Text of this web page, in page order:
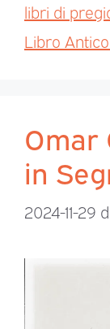
libri di
Libro
Omar
in
2024-11-29